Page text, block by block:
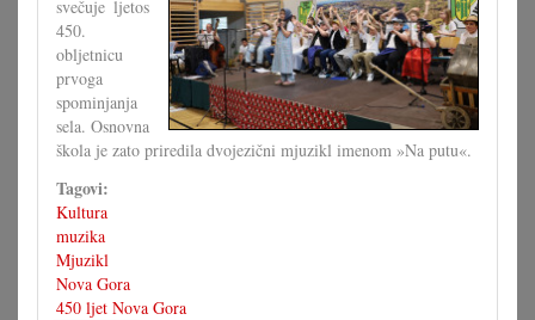
svečuje ljetos
450.
obljetnicu
prvoga
spominjanja
sela. Osnovna
škola je zato priredila dvojezični mjuzikl imenom »Na putu«.
Tagovi:
Kultura
muzika
Mjuzikl
Nova Gora
450 ljet Nova Gora